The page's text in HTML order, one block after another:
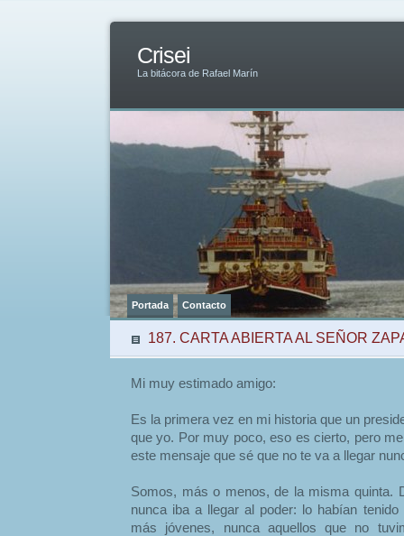
Crisei
La bitácora de Rafael Marín
Portada Contacto
187. CARTA ABIERTA AL SEÑOR
Mi muy estimado amigo:
Es la primera vez en mi historia que un
que yo. Por muy poco, eso es cierto, pero
este mensaje que sé que no te va a llegar
Somos, más o menos, de la misma quinta.
nunca iba a llegar al poder: lo habían
más jóvenes, nunca aquellos que no